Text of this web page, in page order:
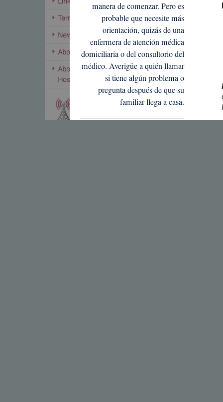
manera de comenzar. Pero es
probable que necesite más
orientación, quizás de una
enfermera de atención médica
domiciliaria o del consultorio del
médico. Averigüe a quién llamar
si tiene algún problema o
pregunta después de que su
familiar llega a casa.